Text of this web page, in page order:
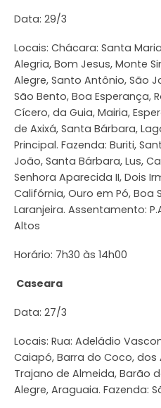
Data: 29/3
Locais: Chácara: Santa
Alegria, Bom Jesus, Monte
Alegre, Santo Antônio, São
São Bento, Boa Esperança,
Cícero, da Guia, Mairia,
de Axixá, Santa Bárbara,
Principal. Fazenda: Buriti,
João, Santa Bárbara, Lus,
Senhora Aparecida II, Dois
Califórnia, Ouro em Pó, Boa
Laranjeira. Assentamento:
Altos
Horário: 7h30 às 14h00
Caseara
Data: 27/3
Locais: Rua: Adeládio
Caiapó, Barra do Coco, dos
Trajano de Almeida, Barão
Alegre, Araguaia. Fazenda: